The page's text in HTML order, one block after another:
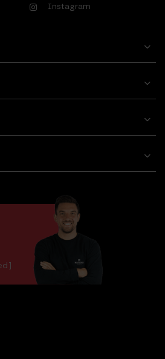
Instagram